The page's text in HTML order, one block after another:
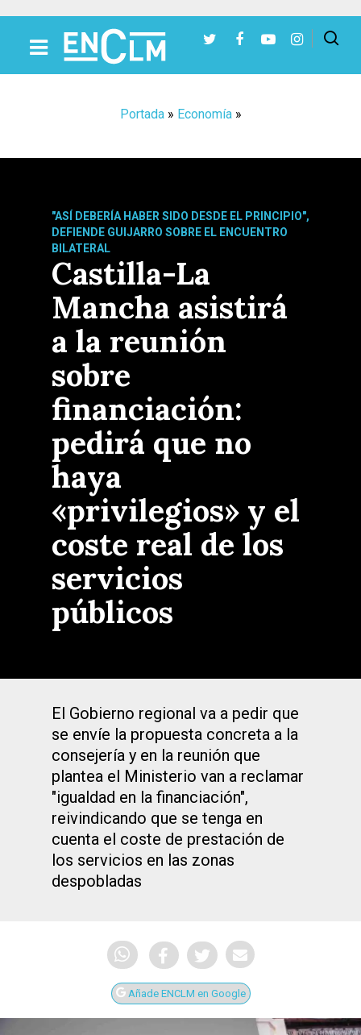
Portada» Economía»
"ASÍ DEBERÍA HABER SIDO DESDE EL PRINCIPIO",
DEFIENDE GUIJARRO SOBRE EL ENCUENTRO
BILATERAL
Castilla-La
Mancha asistirá
a la reunión
sobre
financiación:
pedirá que no
haya
«privilegios» y el
coste real de los
servicios
públicos
El Gobierno regional va a pedir que
se envíe la propuesta concreta a la
consejería y en la reunión que
plantea el Ministerio van a reclamar
"igualdad en la financiación",
reivindicando que se tenga en
cuenta el coste de prestación de
los servicios en las zonas
despobladas
Añade ENCLM en Google